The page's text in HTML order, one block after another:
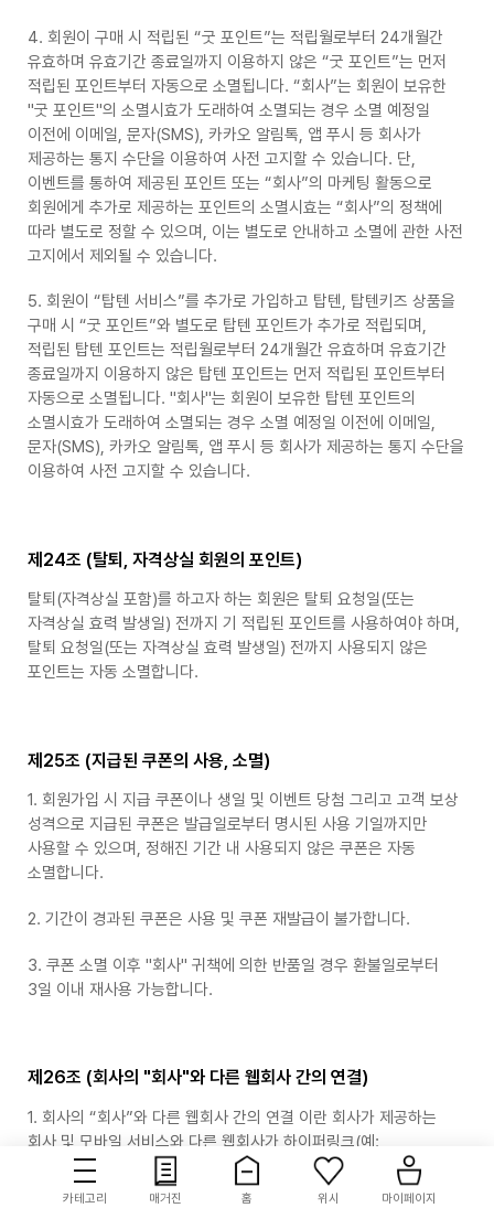
4. 회원이 구매 시 적립된 “굿 포인트”는 적립월로부터 24개월간
유효하며 유효기간 종료일까지 이용하지 않은 “굿 포인트”는 먼저
적립된 포인트부터 자동으로 소멸됩니다. “회사”는 회원이 보유한
"굿 포인트"의 소멸시효가 도래하여 소멸되는 경우 소멸 예정일
이전에 이메일, 문자(SMS), 카카오 알림톡, 앱 푸시 등 회사가
제공하는 통지 수단을 이용하여 사전 고지할 수 있습니다. 단,
이벤트를 통하여 제공된 포인트 또는 “회사”의 마케팅 활동으로
회원에게 추가로 제공하는 포인트의 소멸시효는 “회사”의 정책에
따라 별도로 정할 수 있으며, 이는 별도로 안내하고 소멸에 관한 사전
고지에서 제외될 수 있습니다.
5. 회원이 “탑텐 서비스”를 추가로 가입하고 탑텐, 탑텐키즈 상품을
구매 시 “굿 포인트”와 별도로 탑텐 포인트가 추가로 적립되며,
적립된 탑텐 포인트는 적립월로부터 24개월간 유효하며 유효기간
종료일까지 이용하지 않은 탑텐 포인트는 먼저 적립된 포인트부터
자동으로 소멸됩니다. "회사"는 회원이 보유한 탑텐 포인트의
소멸시효가 도래하여 소멸되는 경우 소멸 예정일 이전에 이메일,
문자(SMS), 카카오 알림톡, 앱 푸시 등 회사가 제공하는 통지 수단을
이용하여 사전 고지할 수 있습니다.
제24조 (탈퇴, 자격상실 회원의 포인트)
탈퇴(자격상실 포함)를 하고자 하는 회원은 탈퇴 요청일(또는
자격상실 효력 발생일) 전까지 기 적립된 포인트를 사용하여야 하며,
탈퇴 요청일(또는 자격상실 효력 발생일) 전까지 사용되지 않은
포인트는 자동 소멸합니다.
제25조 (지급된 쿠폰의 사용, 소멸)
1. 회원가입 시 지급 쿠폰이나 생일 및 이벤트 당첨 그리고 고객 보상
성격으로 지급된 쿠폰은 발급일로부터 명시된 사용 기일까지만
사용할 수 있으며, 정해진 기간 내 사용되지 않은 쿠폰은 자동
소멸합니다.
2. 기간이 경과된 쿠폰은 사용 및 쿠폰 재발급이 불가합니다.
3. 쿠폰 소멸 이후 "회사" 귀책에 의한 반품일 경우 환불일로부터
3일 이내 재사용 가능합니다.
제26조 (회사의 "회사"와 다른 웹회사 간의 연결)
1. 회사의 “회사”와 다른 웹회사 간의 연결 이란 회사가 제공하는
회사 및 모바일 서비스와 다른 웹회사가 하이퍼링크(예:
하이퍼링크의 대상에는 문자, 그림 및 동화상 등이 포함) 방식 등으로
연결된 경우를 말합니다.
카테고리 매거진 홈 위시 마이페이지